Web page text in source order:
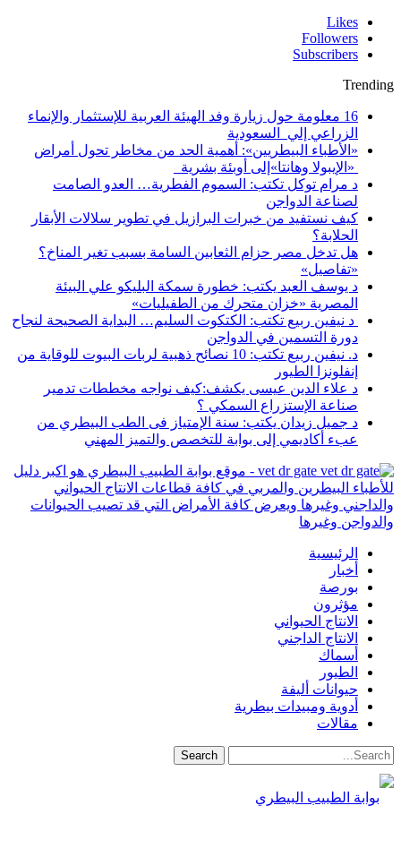
Likes
Followers
Subscribers
Trending
16 معلومة حول زيارة وفد الهيئة العربية للإستثمار والإنماء
الزراعي إلي السعودية
«الأطباء البيطريين»: أهمية الحد من مخاطر تحول أمراض
«الإيبولا وهانتا»إلى أوبئة بشرية
د مرام توكل تكتب: السموم الفطرية… العدو الصامت
لصناعة الدواجن
كيف نستفيد من خبرات البرازيل في تطوير سلالات الأبقار
الحلابة؟
هل تدخل مصر حزام الثعابين السامة بسبب تغير المناخ؟
«تفاصيل»
د يوسف العبد يكتب: خطورة سمكة البليكو علي البيئة
المصرية «خزان متحرك من الطفيليات»
د نيفين ربيع تكتب: الكتكوت السليم… البداية الصحيحة لنجاح
دورة التسمين في الدواجن
د. نيفين ربيع تكتب: 10 نصائح ذهبية لربات البيوت للوقاية من
إنفلونزا الطيور
د علاء الدين عيسى يكشف:كيف نواجه مخططات تدمير
صناعة الإستزراع السمكي ؟
د جميل زيدان يكتب: سنة الإمتياز فى الطب البيطري من
عبء أكاديمي إلى بوابة للتخصص والتميز المهني
vet dr gate - موقع بوابة الطبيب البيطري هو اكبر دليل
للأطباء البيطرين والمربي في كافة قطاعات الانتاج الحيواني
والداجني وغيرها ويعرض كافة الأمراض التي قد تصيب الحيوانات
والدواجن وغيرها
الرئيسية
أخبار
بورصة
مؤثرون
الانتاج الحيواني
الانتاج الداجني
أسماك
الطيور
حيوانات أليفة
أدوية ومبيدات بيطرية
مقالات